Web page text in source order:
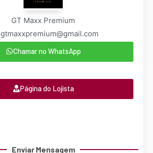
GT Maxx Premium
gtmaxxpremium@gmail.com
Chamar no WhatsApp
Página do Lojista
Enviar Mensagem